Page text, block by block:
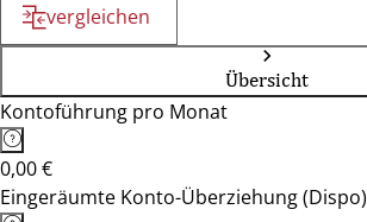
vergleichen
Übersicht
Kontoführung pro Monat
0,00 €
Eingeräumte Konto-Überziehung (Dispo)